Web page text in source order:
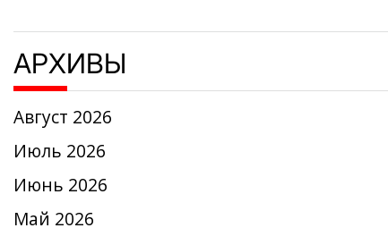
АРХИВЫ
Август 2026
Июль 2026
Июнь 2026
Май 2026